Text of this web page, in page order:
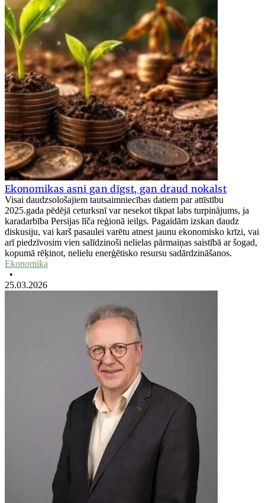
Ekonomikas asni gan dīgst, gan draud nokalst
Visai daudzsološajiem tautsaimniecības datiem par attīstību
2025.gada pēdējā ceturksnī var nesekot tikpat labs turpinājums, ja
karadarbība Persijas līča reģionā ieilgs. Pagaidām izskan daudz
diskusiju, vai karš pasaulei varētu atnest jaunu ekonomisko krīzi, vai
arī piedzīvosim vien salīdzinoši nelielas pārmaiņas saistībā ar šogad,
kopumā rēķinot, nelielu enerģētisko resursu sadārdzināšanos.
Ekonomika
•
25.03.2026